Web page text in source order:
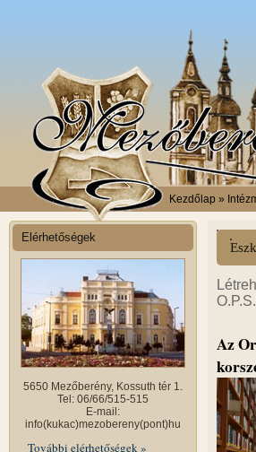
Kezdőlap »
Elérhetőségek
5650 Mezőberény, Kossuth tér 1.
Tel: 06/66/515-515
E-mail:
info(kukac)mezobereny(pont)hu
További elérhetőségek »
Az